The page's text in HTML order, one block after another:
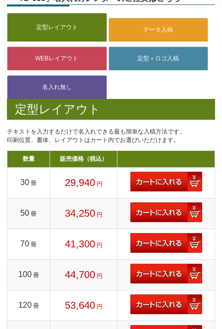
定型レイアウト
テキストを入力するだけで名入れできる最も簡単な入稿方法です。
印刷位置、書体、レイアウトはカート内でお選びいただけます。
数量 販売価格（税込）
30 冊 29,940 円
50 冊 34,250 円
70 冊 41,300 円
100 冊 44,700 円
120 冊 53,640 円